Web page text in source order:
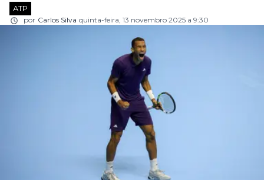
ATP
por Carlos Silva quinta-feira, 13 novembro 2025 a 9:30